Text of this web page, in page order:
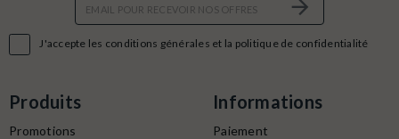
J'accepte les conditions générales et la politique de confidentialité
Produits
Promotions
Informations
Paiement